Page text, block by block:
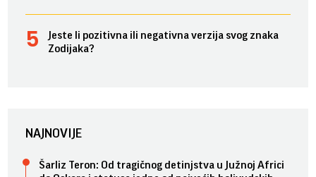
Jeste li pozitivna ili negativna verzija svog znaka
Zodijaka?
NAJNOVIJE
Šarliz Teron: Od tragičnog detinjstva u Južnoj Africi